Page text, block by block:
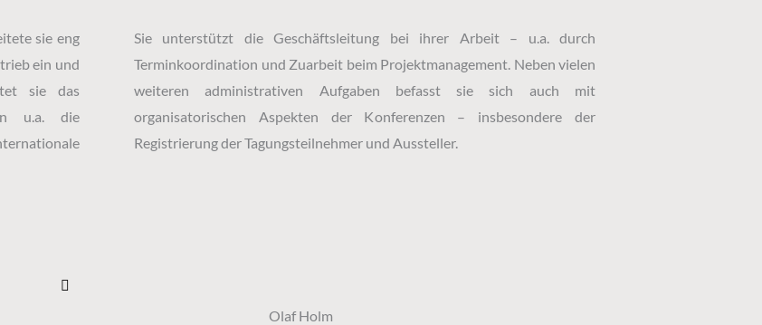
sie eng
ein und
sie das
u.a. die
Sie unterstützt die Geschäftsleitung bei ihrer Arbeit – u.a. durch
Terminkoordination und Zuarbeit beim Projektmanagement. Neben vielen
weiteren administrativen Aufgaben befasst sie sich auch mit
organisatorischen Aspekten der Konferenzen – insbesondere der
Registrierung der Tagungsteilnehmer und Aussteller.
L
i
Olaf Holm